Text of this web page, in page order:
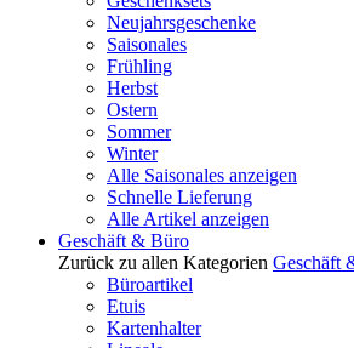
Neujahrsgeschenke
Saisonales
Frühling
Herbst
Ostern
Sommer
Winter
Alle Saisonales anzeigen
Schnelle Lieferung
Alle Artikel anzeigen
Geschäft & Büro
Zurück zu allen Kategorien Geschäft
Büroartikel
Etuis
Kartenhalter